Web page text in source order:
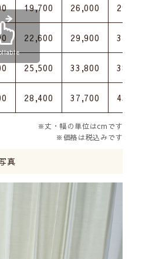
19,700 26,000 29,800
22,600 29,900 34,200
25,500 33,800 38,600
28,400 37,700 43,000
※丈・幅の単位はcmです
※価格は税込みです
真